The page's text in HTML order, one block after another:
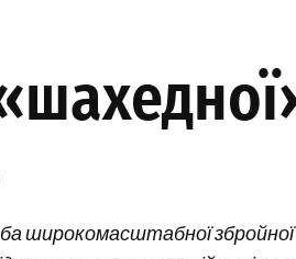
збройної